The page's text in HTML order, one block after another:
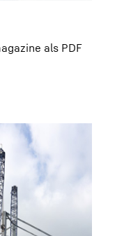
als PDF